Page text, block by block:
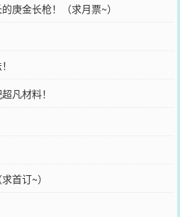
庚金长枪！（求月票~）
凡材料！
首订~）